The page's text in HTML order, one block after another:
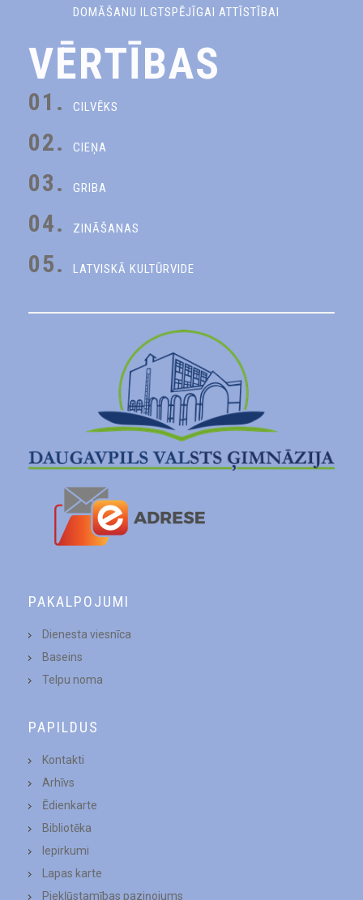
DOMĀŠANU ILGTSPĒJĪGAI ATTĪSTĪBAI
VĒRTĪBAS
01. CILVĒKS
02. CIEŅA
03. GRIBA
04. ZINĀŠANAS
05. LATVISKĀ KULTŪRVIDE
PAKALPOJUMI
Dienesta viesnīca
Baseins
Telpu noma
PAPILDUS
Kontakti
Arhīvs
Ēdienkarte
Bibliotēka
Iepirkumi
Lapas karte
Piekļūstamības paziņojums